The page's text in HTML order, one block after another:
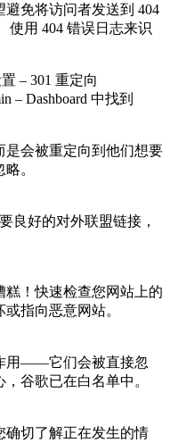
免将访问者发送到 404
使用 404 错误日志来识
– 301 重定向
– Dashboard 中找到
是会被重定向到他们想要
。
良好的对外联盟链接，
！快速检查您网站上的
指向恶意网站。
用——它们会被直接忽
谷歌已在白名单中。
确切了解正在发生的情